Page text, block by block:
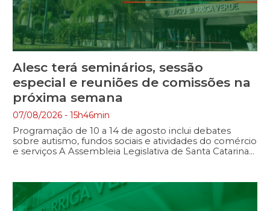
Alesc terá seminários, sessão
especial e reuniões de comissões na
próxima semana
07/08/2026 - 15h46min
Programação de 10 a 14 de agosto inclui debates
sobre autismo, fundos sociais e atividades do comércio
e serviços A Assembleia Legislativa de Santa Catarina
destaques estão a sessão especial em homenagem à
Fecomércio, ao Sesc e ao […]